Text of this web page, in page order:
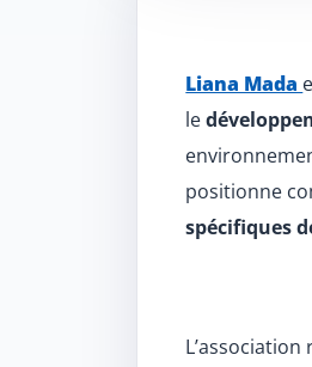
Liana Mada
le
positionne
spécifiques
L’association